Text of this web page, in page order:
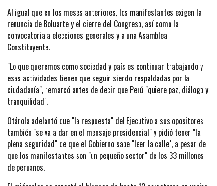
Al igual que en los meses anteriores, los manifestantes exigen la
renuncia de Boluarte y el cierre del Congreso, así como la
convocatoria a elecciones generales y a una Asamblea
Constituyente.
"Lo que queremos como sociedad y país es continuar trabajando y
esas actividades tienen que seguir siendo respaldadas por la
ciudadanía", remarcó antes de decir que Perú "quiere paz, diálogo y
tranquilidad".
Otárola adelantó que "la respuesta" del Ejecutivo a sus opositores
también "se va a dar en el mensaje presidencial" y pidió tener "la
plena seguridad" de que el Gobierno sabe "leer la calle", a pesar de
que los manifestantes son "un pequeño sector" de los 33 millones
de peruanos.